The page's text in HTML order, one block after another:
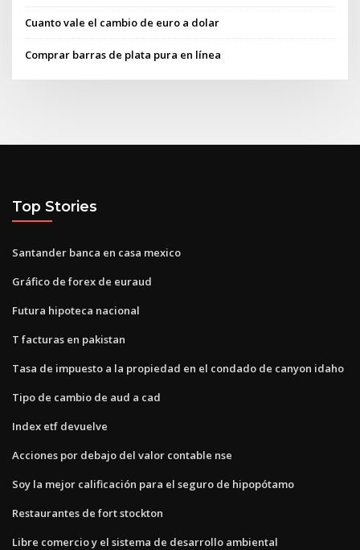
Cuanto vale el cambio de euro a dolar
Comprar barras de plata pura en línea
Top Stories
Santander banca en casa mexico
Gráfico de forex de euraud
Futura hipoteca nacional
T facturas en pakistan
Tasa de impuesto a la propiedad en el condado de canyon idaho
Tipo de cambio de aud a cad
Index etf devuelve
Acciones por debajo del valor contable nse
Soy la mejor calificación para el seguro de hipopótamo
Restaurantes de fort stockton
Libre comercio y el sistema de desarrollo ambiental